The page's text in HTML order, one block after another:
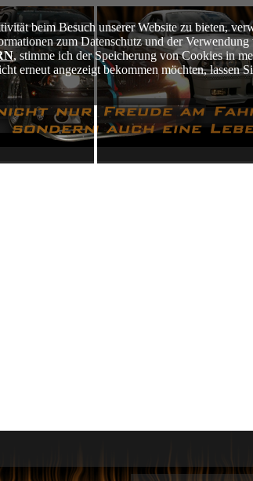
beim Besuch unserer Website zu bieten,
zum Datenschutz und der
, stimme ich der Speicherung von Cookies in
erneut angezeigt bekommen möchten, lassen